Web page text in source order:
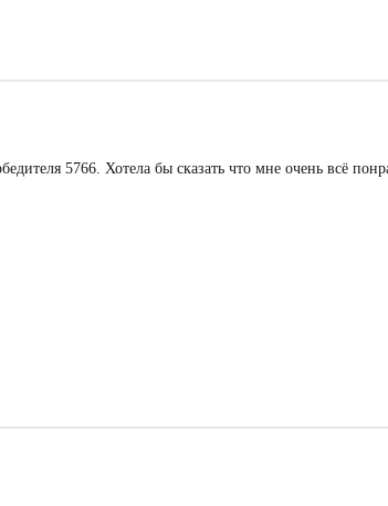
5766. Хотела бы сказать что мне очень всё